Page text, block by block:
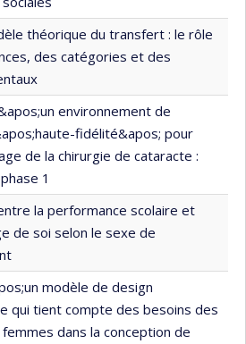
théorique du transfert : le rôle
des catégories et des
environnement de
fidélité&apos; pour
de la chirurgie de cataracte :
1
la performance scolaire et
de soi selon le sexe de
modèle de design
qui tient compte des besoins des
dans la conception de